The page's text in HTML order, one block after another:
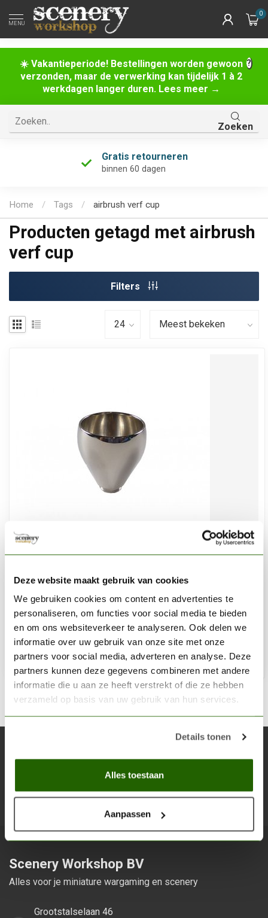
Deze website maakt gebruik van cookies
We gebruiken cookies om content en advertenties te
personaliseren, om functies voor social media te bieden
en om ons websiteverkeer te analyseren. Ook delen we
informatie over uw gebruik van onze site met onze
partners voor social media, adverteren en analyse. Deze
partners kunnen deze gegevens combineren met andere
informatie die u aan ze heeft verstrekt of die ze hebben
verzameld op basis van uw gebruik van hun services.
Details tonen
Alles toestaan
Aanpassen
☀️ Vakantieperiode! Bestellingen worden gewoon
verzonden, maar de verwerking kan tijdelijk 1 à 2
werkdagen langer duren. Lees meer →
MENU
0
Zoeken
Gratis retourneren
binnen 60 dagen
Home / Tags / airbrush verf cup
Producten getagd met airbrush
verf cup
Filters
Beker/Cup 5ml. voor Evolution | Infinity | Colani
Airbrushes - 123333
€10,75
Niet op voorraad
Scenery Workshop BV
Alles voor je miniature wargaming en scenery
Grootstalselaan 46